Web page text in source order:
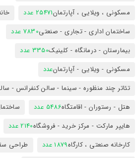
مسکونی ، ویلایی ، آپارتمان25471 عدد
ساختمان اداری - تجاری - صنعتی7830 عدد
بیمارستان - درمانگاه - کلینیک3350 عدد
مسکونی - ویلایی - آپارتمانعدد
تئاتر چند منظوره - سینما - سالن کنفرانس -
هتل - رستوران - اقامتگاه5486 عدد
هایپر مارکت - مرکز خرید - فروشگاه2140 عدد
کارخانه صنعتی ، کارگاه1879 عدد طراحی